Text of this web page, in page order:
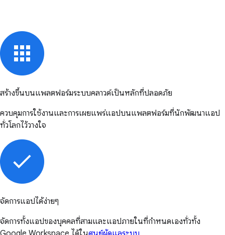
สร้างขึ้นบนแพลตฟอร์มระบบคลาวด์เป็นหลักที่ปลอดภัย
ควบคุมการใช้งานและการเผยแพร่แอปบนแพลตฟอร์มที่นักพัฒนาแอป
ทั่วโลกไว้วางใจ
จัดการแอปได้ง่ายๆ
จัดการทั้งแอปของบุคคลที่สามและแอปภายในที่กำหนดเองทั่วทั้ง